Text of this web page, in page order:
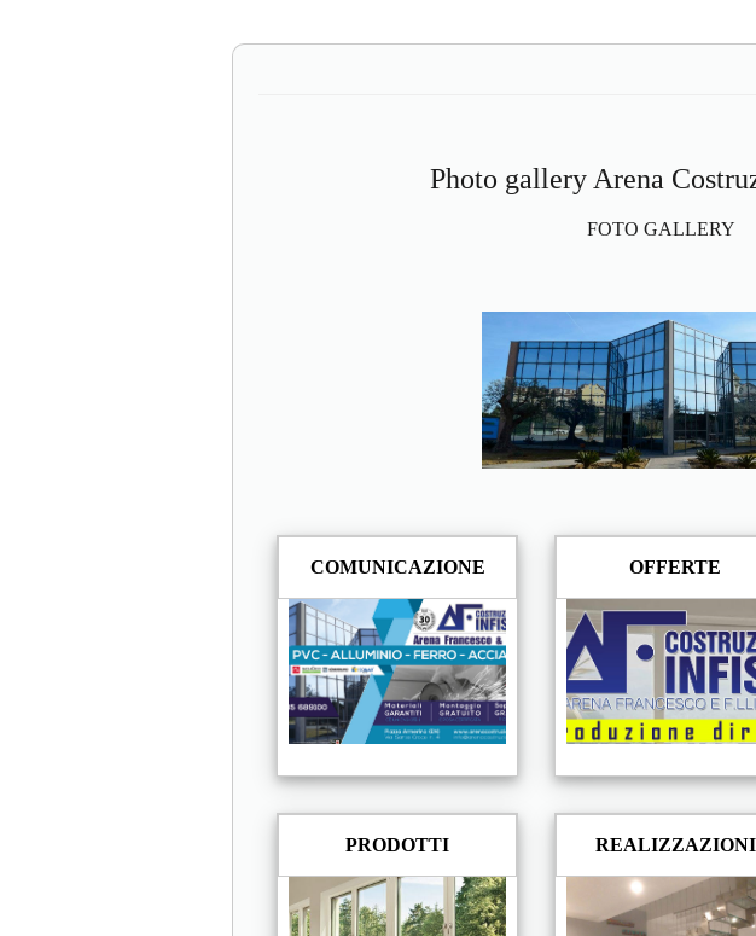
Photo gallery Arena
FOTO GALLERY
COMUNICAZIONE OFFERTE
PRODOTTI REALIZZAZIONI